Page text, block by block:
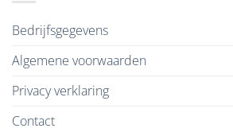
Bedrijfsgegevens
Algemene voorwaarden
Privacy verklaring
Contact